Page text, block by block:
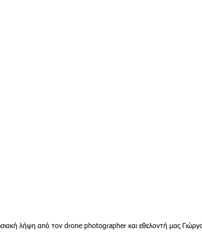
λήψη από τον drone photographer και εθελοντή μας